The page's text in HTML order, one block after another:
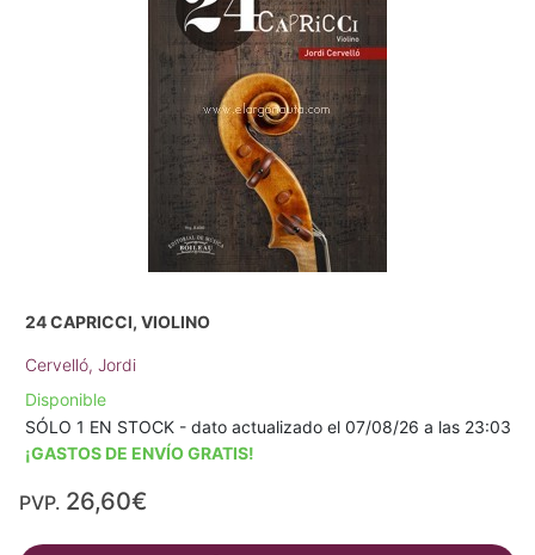
24 CAPRICCI, VIOLINO
Cervelló, Jordi
Disponible
SÓLO 1 EN STOCK - dato actualizado el 07/08/26 a las 23:03
¡GASTOS DE ENVÍO GRATIS!
PVP. 26,60€